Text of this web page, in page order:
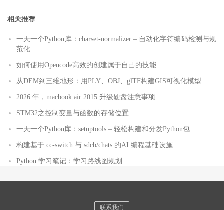
相关推荐
一天一个Python库：charset-normalizer – 自动化字符编码检测与规
范化
如何使用Opencode高效的创建属于自己的技能
从DEM到三维地形：用PLY、OBJ、glTF构建GIS可视化模型
2026 年，macbook air 2015 升级硬盘注意事项
STM32之控制变量与函数的存储位置
一天一个Python库：setuptools – 轻松构建和分发Python包
构建基于 cc-switch 与 sdcb/chats 的AI 编程基础设施
Python 学习笔记：学习路线图规划
联系我们